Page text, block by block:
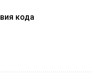
24
36
кода